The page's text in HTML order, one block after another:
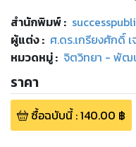
สำนักพิมพ์:
ผู้แต่ง : ศ.ดร.เกรียงศักดิ์
หมวดหมู่: จิตวิทยา - พัฒ
ราคา
ซื้อฉบับนี้:140.00 ฿